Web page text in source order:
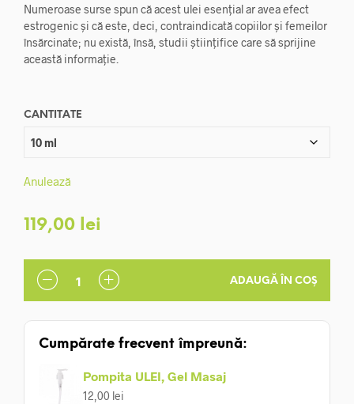
Numeroase surse spun că acest ulei esențial ar avea efect
estrogenic și că este, deci, contraindicată copiilor și femeilor
însărcinate; nu există, însă, studii științifice care să sprijine
această informație.
CANTITATE
Anulează
119,00 lei
ADAUGĂ ÎN COȘ
Cumpărate frecvent împreună:
Pompita ULEI, Gel Masaj
12,00 lei